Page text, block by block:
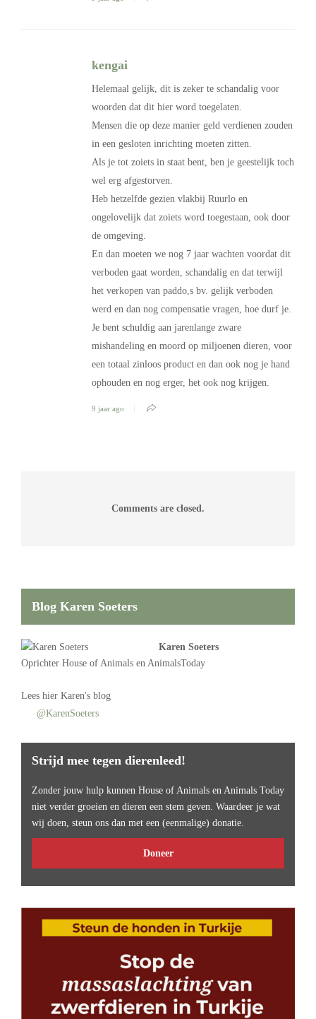
kengai
Helemaal gelijk, dit is zeker te schandalig voor
woorden dat dit hier word toegelaten.
Mensen die op deze manier geld verdienen zouden
in een gesloten inrichting moeten zitten.
Als je tot zoiets in staat bent, ben je geestelijk toch
wel erg afgestorven.
Heb hetzelfde gezien vlakbij Ruurlo en
ongelovelijk dat zoiets word toegestaan, ook door
de omgeving.
En dan moeten we nog 7 jaar wachten voordat dit
verboden gaat worden, schandalig en dat terwijl
het verkopen van paddo,s bv. gelijk verboden
werd en dan nog compensatie vragen, hoe durf je.
Je bent schuldig aan jarenlange zware
mishandeling en moord op miljoenen dieren, voor
een totaal zinloos product en dan ook nog je hand
ophouden en nog erger, het ook nog krijgen.
9 jaar ago
Comments are closed.
Blog Karen Soeters
Karen Soeters
Oprichter House of Animals en AnimalsToday
Lees hier Karen's blog
@KarenSoeters
Strijd mee tegen dierenleed!
Zonder jouw hulp kunnen House of Animals en Animals Today
niet verder groeien en dieren een stem geven. Waardeer je wat
wij doen, steun ons dan met een (eenmalige) donatie.
Doneer